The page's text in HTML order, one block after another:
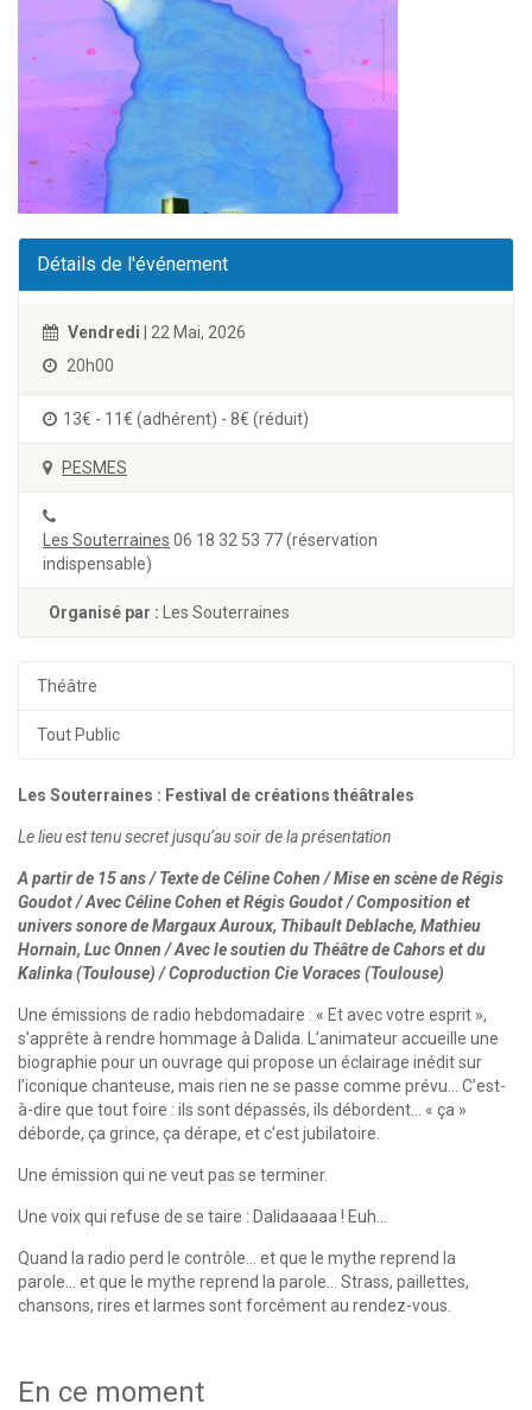
Détails de l'événement
Vendredi | 22 Mai, 2026
20h00
13€ - 11€ (adhérent) - 8€ (réduit)
PESMES
Les Souterraines 06 18 32 53 77 (réservation
indispensable)
Organisé par : Les Souterraines
Théâtre
Tout Public
Les Souterraines : Festival de créations théâtrales
Le lieu est tenu secret jusqu’au soir de la présentation
A partir de 15 ans / Texte de Céline Cohen / Mise en scène de Régis
Goudot / Avec Céline Cohen et Régis Goudot / Composition et
univers sonore de Margaux Auroux, Thibault Deblache, Mathieu
Hornain, Luc Onnen / Avec le soutien du Théâtre de Cahors et du
Kalinka (Toulouse) / Coproduction Cie Voraces (Toulouse)
Une émissions de radio hebdomadaire : « Et avec votre esprit »,
s’apprête à rendre hommage à Dalida. L’animateur accueille une
biographie pour un ouvrage qui propose un éclairage inédit sur
l’iconique chanteuse, mais rien ne se passe comme prévu… C’est-
à-dire que tout foire : ils sont dépassés, ils débordent… « ça »
déborde, ça grince, ça dérape, et c’est jubilatoire.
Une émission qui ne veut pas se terminer.
Une voix qui refuse de se taire : Dalidaaaaa ! Euh…
Quand la radio perd le contrôle… et que le mythe reprend la
parole… et que le mythe reprend la parole… Strass, paillettes,
chansons, rires et larmes sont forcément au rendez-vous.
En ce moment